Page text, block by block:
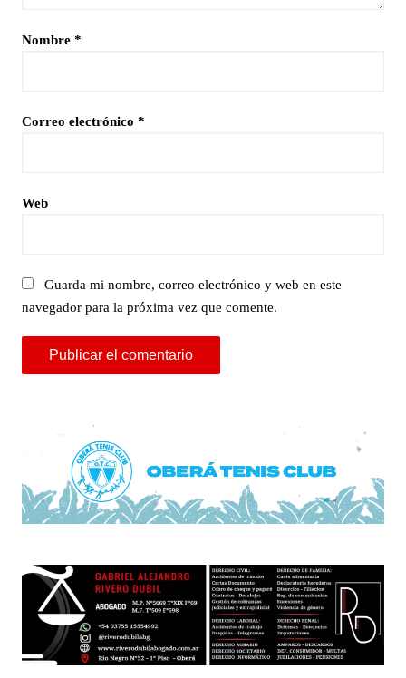
Nombre *
Correo electrónico *
Web
Guarda mi nombre, correo electrónico y web en este
navegador para la próxima vez que comente.